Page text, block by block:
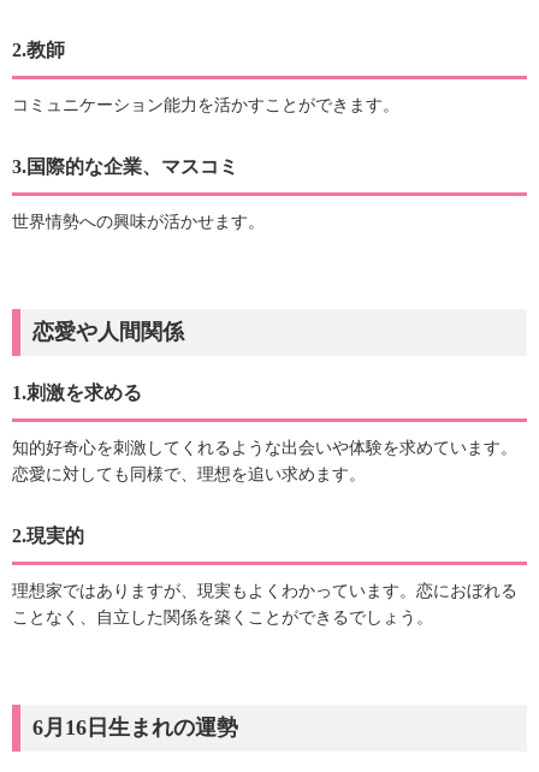
2.教師
コミュニケーション能力を活かすことができます。
3.国際的な企業、マスコミ
世界情勢への興味が活かせます。
恋愛や人間関係
1.刺激を求める
知的好奇心を刺激してくれるような出会いや体験を求めています。
恋愛に対しても同様で、理想を追い求めます。
2.現実的
理想家ではありますが、現実もよくわかっています。恋におぼれる
ことなく、自立した関係を築くことができるでしょう。
6月16日生まれの運勢